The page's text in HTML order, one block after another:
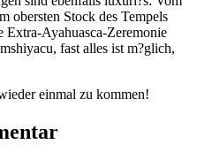
obersten Stock des Tempels
Extra-Ayahuasca-Zeremonie
fast alles ist m?glich,
einmal zu kommen!